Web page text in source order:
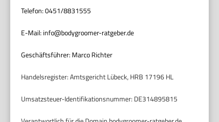
Telefon: 0451/8831555
E-Mail: info@bodygroomer-ratgeber.de
Geschäftsführer: Marco Richter
Handelsregister: Amtsgericht Lübeck, HRB 17196 HL
Umsatzsteuer-Identifikationsnummer: DE314895815